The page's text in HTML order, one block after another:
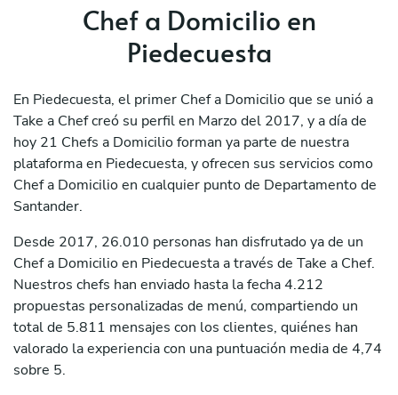
Chef a Domicilio en
Piedecuesta
En Piedecuesta, el primer Chef a Domicilio que se unió a
Take a Chef creó su perfil en Marzo del 2017, y a día de
hoy 21 Chefs a Domicilio forman ya parte de nuestra
plataforma en Piedecuesta, y ofrecen sus servicios como
Chef a Domicilio en cualquier punto de Departamento de
Santander.
Desde 2017, 26.010 personas han disfrutado ya de un
Chef a Domicilio en Piedecuesta a través de Take a Chef.
Nuestros chefs han enviado hasta la fecha 4.212
propuestas personalizadas de menú, compartiendo un
total de 5.811 mensajes con los clientes, quiénes han
valorado la experiencia con una puntuación media de 4,74
sobre 5.